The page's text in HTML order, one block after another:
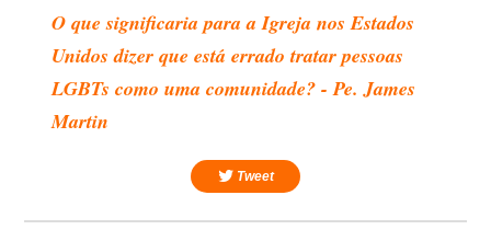
O que significaria para a Igreja nos Estados
Unidos dizer que está errado tratar pessoas
LGBTs como uma comunidade? - Pe. James
Martin
Tweet